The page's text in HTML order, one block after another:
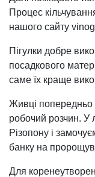
Процес
нашого сайту
Пігулки добре
посадкового
саме їх краще
Живці попередньо
робочий розчин. У
Різопону і
банку на
Для